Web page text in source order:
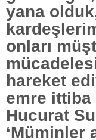
yana
onları
hareket
emre ittiba
Hucurat
‘Müminler